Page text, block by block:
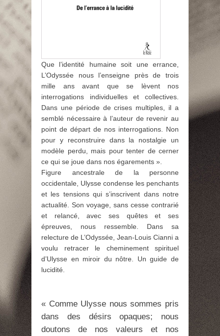
Que l’identité humaine soit une errance,
L’Odyssée nous l’enseigne près de trois
mille ans avant que se lèvent nos
interrogations individuelles et collectives.
Dans une période de crises multiples, il a
semblé nécessaire à l’auteur de revenir au
point de départ de nos interrogations. Non
pour y reconstruire dans la nostalgie un
modèle perdu, mais pour tenter de cerner
ce qui se joue dans nos égarements ».
Figure ancestrale de la personne
occidentale, Ulysse condense les penchants
et les tensions qui s’inscrivent dans notre
actualité. Son voyage, sans cesse contrarié
et relancé, avec ses quêtes et ses
épreuves, nous ressemble. Dans sa
relecture de L’Odyssée, Jean-Louis Cianni a
voulu retracer le cheminement spirituel
d’Ulysse en miroir du nôtre. Un guide de
lucidité.
« Comme Ulysse nous sommes pris
dans des désirs opaques; nous
doutons de nos valeurs et nos